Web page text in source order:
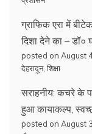
ग्राफिक एरा में
दिशा देने का – डॉ०
posted on August
देहरादून, शिक्षा
सराहनीय: कचरे के
हुआ कायाकल्प,
posted on August